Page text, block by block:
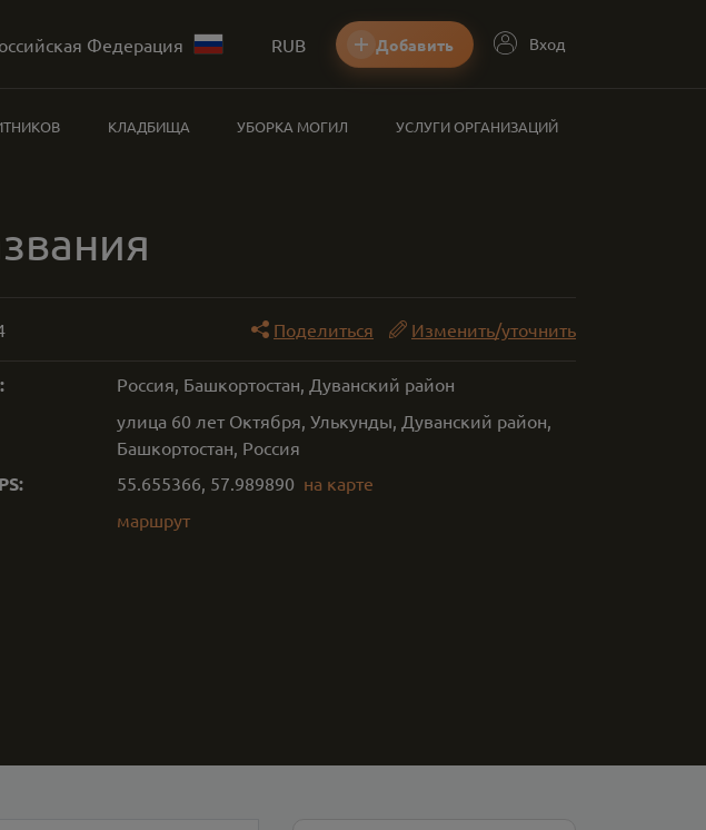
Федерация RUB Добавить Вход
КЛАДБИЩА УБОРКА МОГИЛ УСЛУГИ ОРГАНИЗАЦИЙ
Поделиться Изменить/уточнить
Россия, Башкортостан, Дуванский район
улица 60 лет Октября, Улькунды, Дуванский район,
Башкортостан, Россия
55.655366, 57.989890 на карте
маршрут